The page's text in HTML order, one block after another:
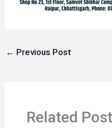
← Previous Post
Related